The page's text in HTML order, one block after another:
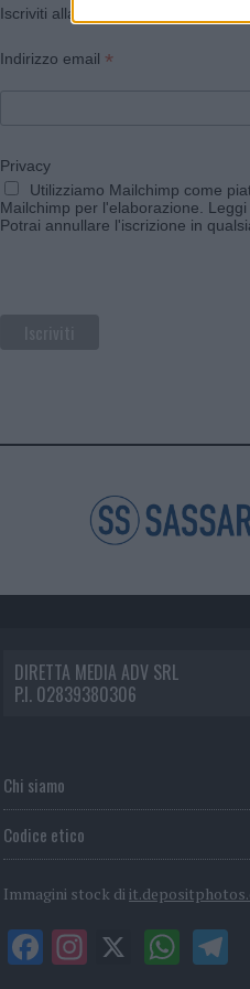
Iscriviti alla newsletter di Gallura
Indirizzo email *
Privacy
Utilizziamo Mailchimp come
Mailchimp per l'elaborazione.
Potrai annullare l'iscrizione in
DIRETTA MEDIA ADV SRL
P.I. 02839380306
Chi siamo
Codice etico
Immagini stock di